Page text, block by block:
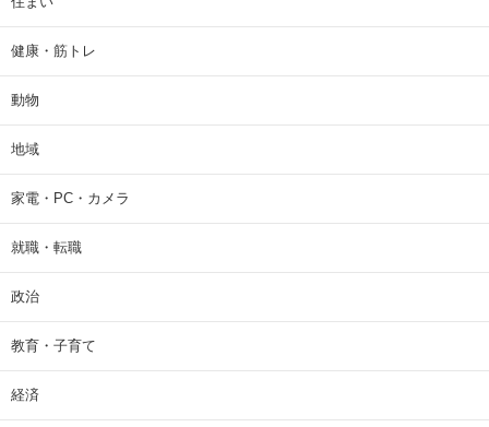
健康・筋トレ
動物
地域
家電・PC・カメラ
就職・転職
政治
教育・子育て
経済